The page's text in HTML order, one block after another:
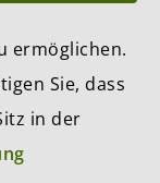
ermöglichen.
Sie, dass
in der